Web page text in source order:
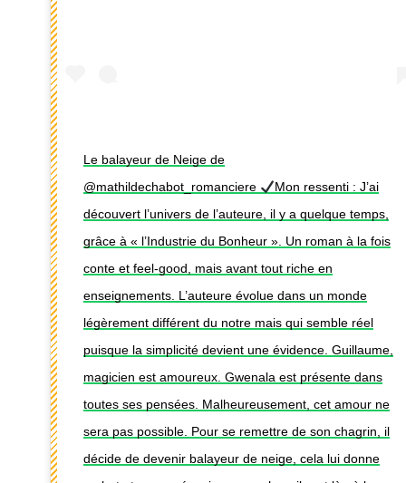
Le balayeur de Neige de
@mathildechabot_romanciere
Mon ressenti : J’ai
découvert l’univers de l’auteure, il y a quelque temps,
grâce à « l’Industrie du Bonheur ». Un roman à la fois
conte et feel-good, mais avant tout riche en
enseignements. L’auteure évolue dans un monde
légèrement différent du notre mais qui semble réel
puisque la simplicité devient une évidence. Guillaume,
magicien est amoureux. Gwenala est présente dans
toutes ses pensées. Malheureusement, cet amour ne
sera pas possible. Pour se remettre de son chagrin, il
décide de devenir balayeur de neige, cela lui donne